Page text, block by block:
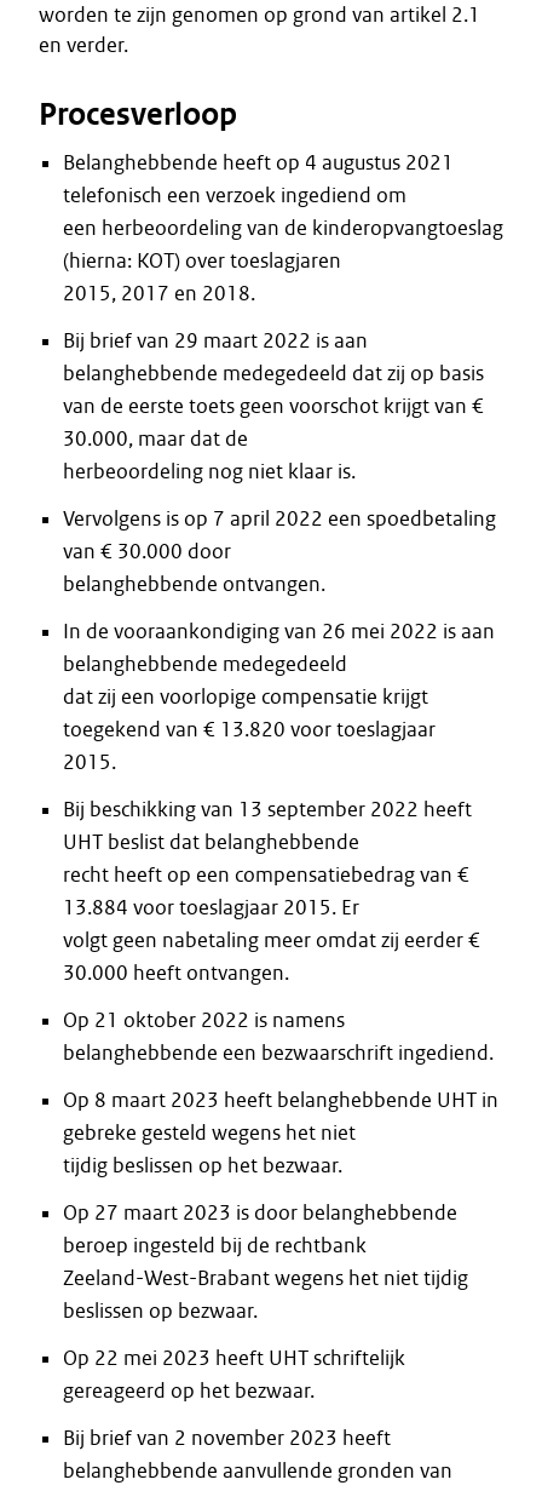
worden te zijn genomen op grond van artikel 2.1
en verder.
Procesverloop
Belanghebbende heeft op 4 augustus 2021
telefonisch een verzoek ingediend om
een herbeoordeling van de kinderopvangtoeslag
(hierna: KOT) over toeslagjaren
2015, 2017 en 2018.
Bij brief van 29 maart 2022 is aan
belanghebbende medegedeeld dat zij op basis
van de eerste toets geen voorschot krijgt van €
30.000, maar dat de
herbeoordeling nog niet klaar is.
Vervolgens is op 7 april 2022 een spoedbetaling
van € 30.000 door
belanghebbende ontvangen.
In de vooraankondiging van 26 mei 2022 is aan
belanghebbende medegedeeld
dat zij een voorlopige compensatie krijgt
toegekend van € 13.820 voor toeslagjaar
2015.
Bij beschikking van 13 september 2022 heeft
UHT beslist dat belanghebbende
recht heeft op een compensatiebedrag van €
13.884 voor toeslagjaar 2015. Er
volgt geen nabetaling meer omdat zij eerder €
30.000 heeft ontvangen.
Op 21 oktober 2022 is namens
belanghebbende een bezwaarschrift ingediend.
Op 8 maart 2023 heeft belanghebbende UHT in
gebreke gesteld wegens het niet
tijdig beslissen op het bezwaar.
Op 27 maart 2023 is door belanghebbende
beroep ingesteld bij de rechtbank
Zeeland-West-Brabant wegens het niet tijdig
beslissen op bezwaar.
Op 22 mei 2023 heeft UHT schriftelijk
gereageerd op het bezwaar.
Bij brief van 2 november 2023 heeft
belanghebbende aanvullende gronden van